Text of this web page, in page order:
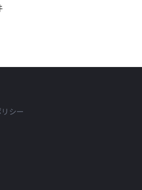
シー